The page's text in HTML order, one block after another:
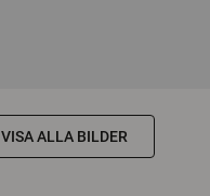
VISA ALLA BILDER